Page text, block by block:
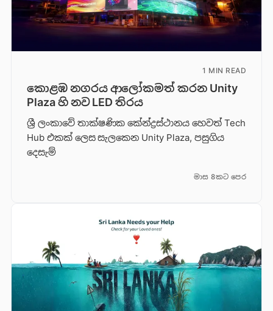
1 MIN READ
කොළඹ නගරය ආලෝකමත් කරන Unity
Plaza හි නව LED තිරය
ශ්‍රී ලංකාවේ තාක්ෂණික කේන්ද්‍රස්ථානය හෙවත් Tech
Hub එකක් ලෙස සැලකෙන Unity Plaza, පසුගිය
දෙසැම්
මාස 8කට පෙර